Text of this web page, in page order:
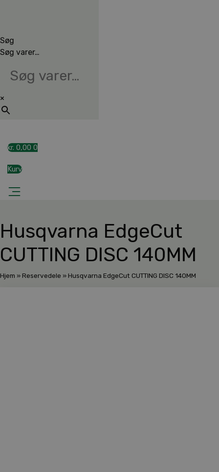
Søg
Søg varer…
×
kr. 0,00 0
Kurv
Husqvarna EdgeCut
CUTTING DISC 140MM
Hjem »Reservedele »Husqvarna EdgeCut CUTTING DISC 140MM